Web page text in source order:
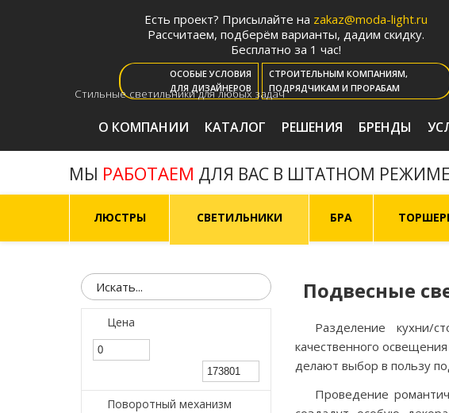
Есть проект? Присылайте на zakaz@moda-light.ru
Рассчитаем, подберём варианты, дадим скидку.
Бесплатно за 1 час!
ОСОБЫЕ УСЛОВИЯ
ДЛЯ ДИЗАЙНЕРОВ
СТРОИТЕЛЬНЫМ КОМПАНИЯМ,
ПОДРЯДЧИКАМ И ПРОРАБАМ
Стильные светильники для любых задач
О КОМПАНИИ КАТАЛОГ РЕШЕНИЯ БРЕНДЫ
МЫ РАБОТАЕМ ДЛЯ ВАС В ШТАТНОМ
ЛЮСТРЫ СВЕТИЛЬНИКИ БРА
Цена
Поворотный механизм
Подвесные
Разделение кухни/
качественного
делают выбор в пользу
Проведение